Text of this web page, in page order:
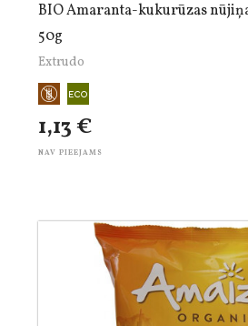
BIO Amaranta-kukurūzas
50g
Extrudo
1,13 €
NAV PIEEJAMS